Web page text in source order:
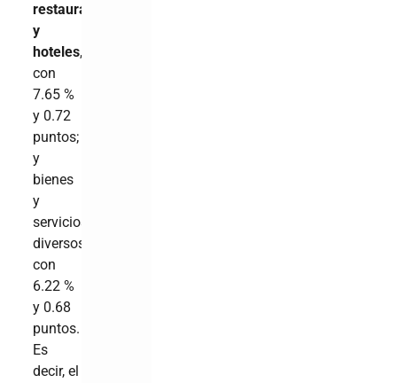
restaurantes
y
hoteles,
con
7.65 %
y 0.72
puntos;
y
bienes
y
servicios
diversos,
con
6.22 %
y 0.68
puntos.
Es
decir, el